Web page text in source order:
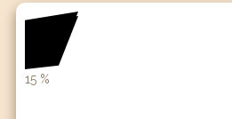
15 %